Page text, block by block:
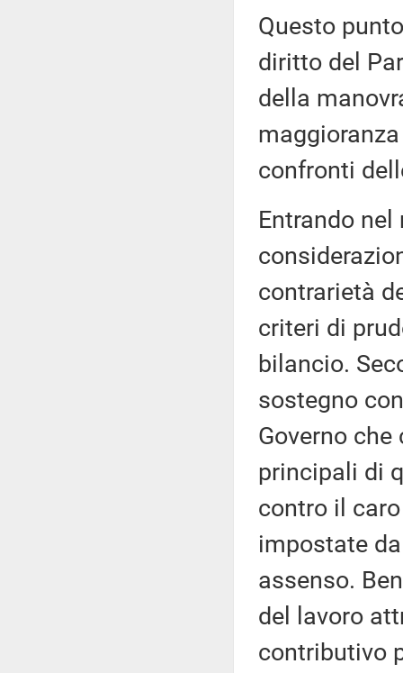
Questo
diritto del
della
confronti
Entrando
contrarietà
criteri di
bilancio.
sostegno
Governo
principali di
contro il
impostate
assenso.
del lavoro
contributivo